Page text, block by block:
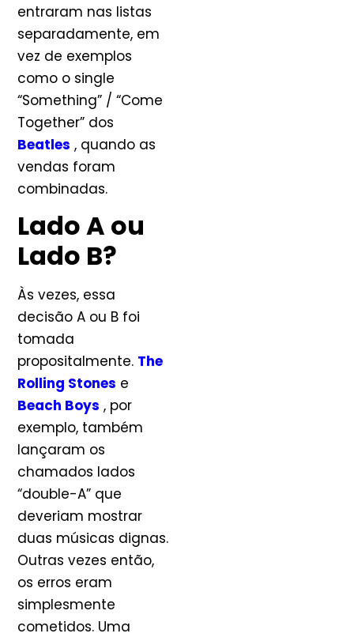
entraram nas listas
separadamente, em
vez de exemplos
como o single
“Something” / “Come
Together” dos
Beatles , quando as
vendas foram
combinadas.
Lado A ou
Lado B?
Às vezes, essa
decisão A ou B foi
tomada
propositalmente. The
Rolling Stones e
Beach Boys , por
exemplo, também
lançaram os
chamados lados
“double-A” que
deveriam mostrar
duas músicas dignas.
Outras vezes então,
os erros eram
simplesmente
cometidos. Uma